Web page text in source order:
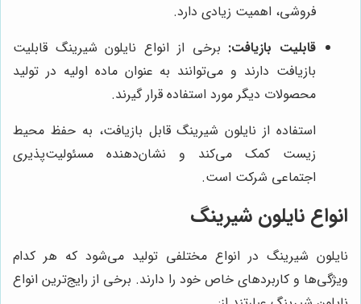
فروشی، اهمیت زیادی دارد.
قابلیت بازیافت: برخی از انواع نایلون شیرینگ قابلیت
بازیافت دارند و می‌توانند به عنوان ماده اولیه در تولید
محصولات دیگر مورد استفاده قرار گیرند.
استفاده از نایلون شیرینگ قابل بازیافت، به حفظ محیط
زیست کمک می‌کند و نشان‌دهنده مسئولیت‌پذیری
اجتماعی شرکت است.
انواع نایلون شیرینگ
نایلون شیرینگ در انواع مختلفی تولید می‌شود که هر کدام
ویژگی‌ها و کاربردهای خاص خود را دارند. برخی از رایج‌ترین انواع